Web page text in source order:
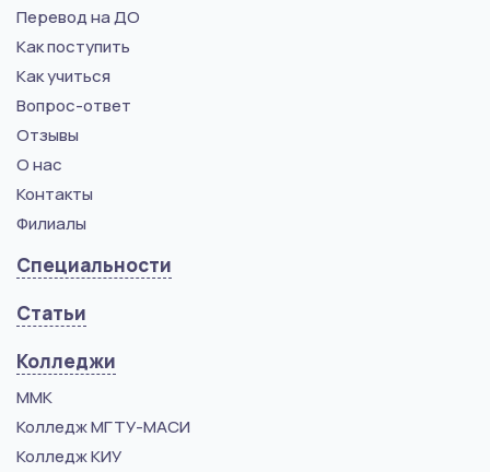
Перевод на ДО
Как поступить
Как учиться
Вопрос-ответ
Отзывы
О нас
Контакты
Филиалы
Специальности
Статьи
Колледжи
ММК
Колледж МГТУ-МАСИ
Колледж КИУ